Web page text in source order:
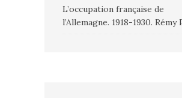
L’occupation française de
l’Allemagne. 1918-1930. Rémy